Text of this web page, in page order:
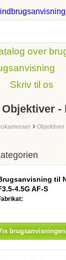
over
Skriv til os
-
› Objektiver
til
4.5G AF-S
brugsanvisningen